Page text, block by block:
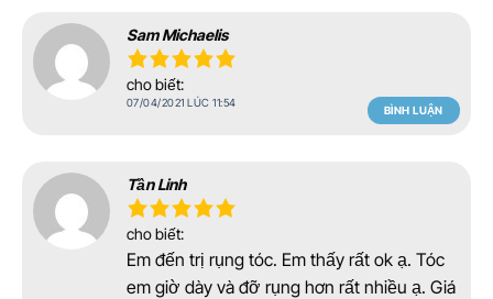
Sam Michaelis
cho biết:
07/04/2021 LÚC 11:54
BÌNH LUẬN
Tần Linh
cho biết:
Em đến trị rụng tóc. Em thấy rất ok ạ. Tóc
em giờ dày và đỡ rụng hơn rất nhiều ạ. Giá